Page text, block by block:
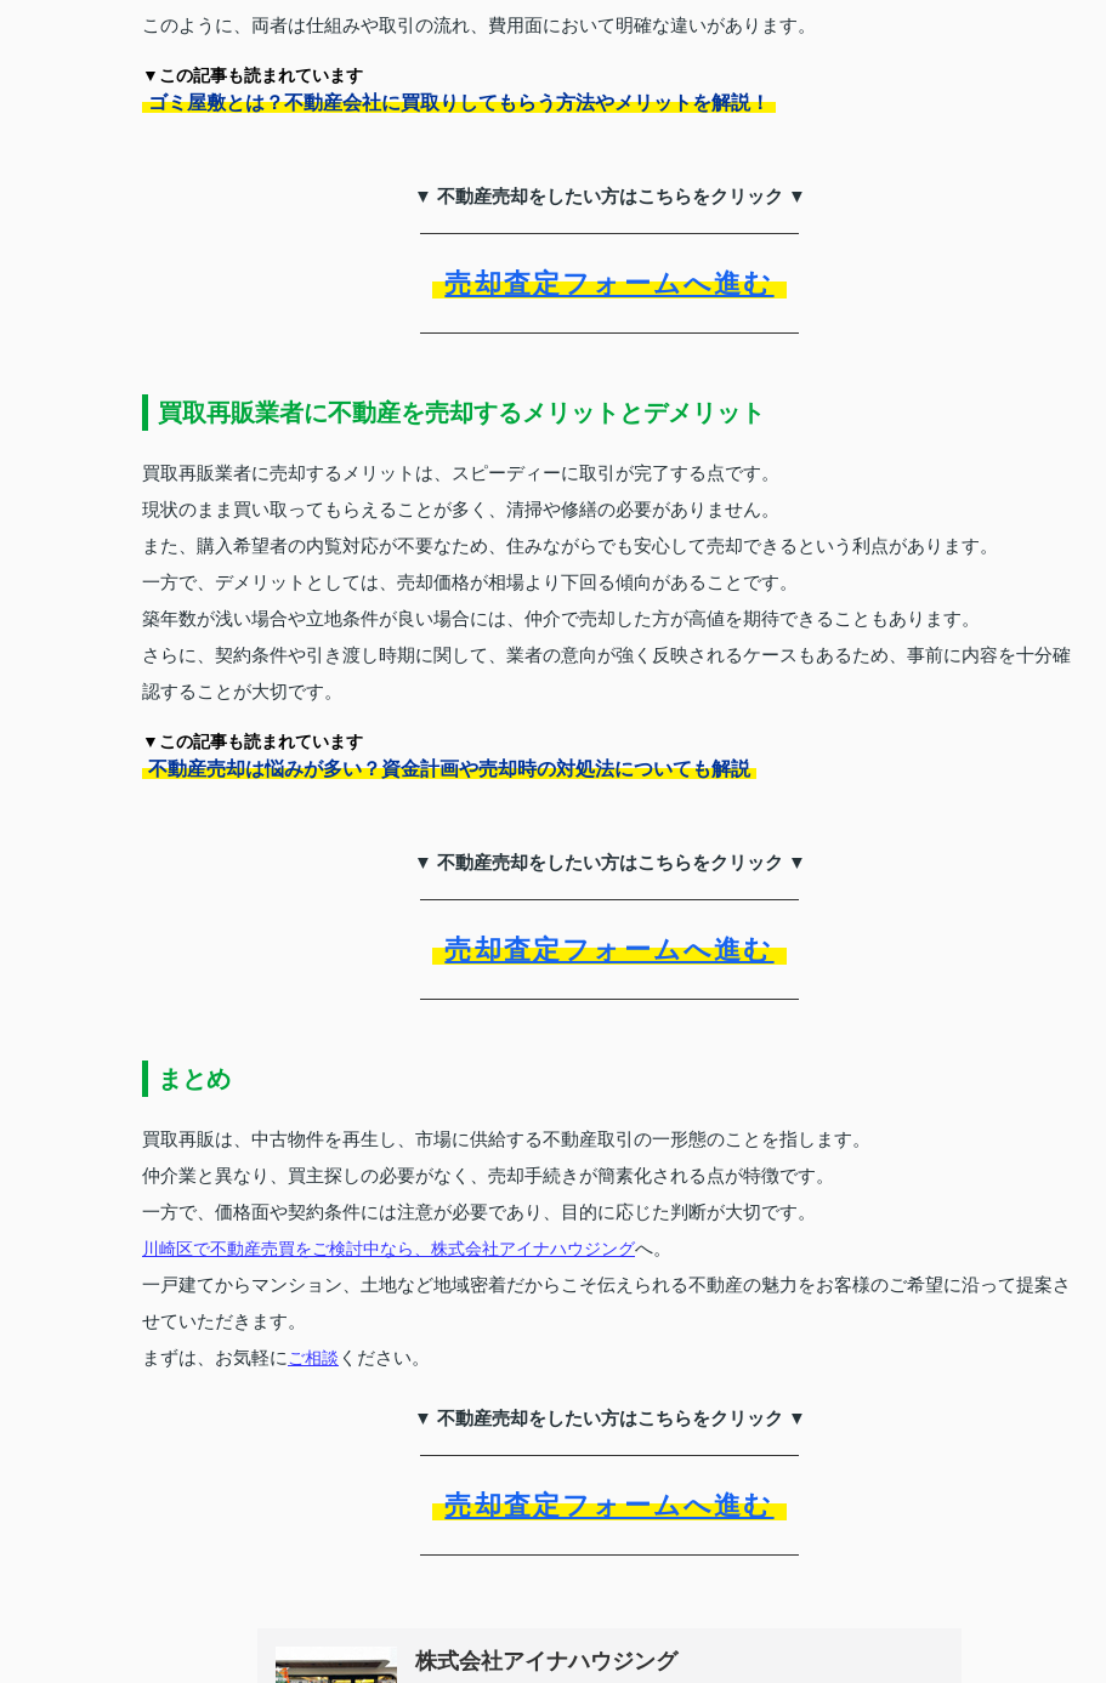
このように、両者は仕組みや取引の流れ、費用面において明確な違いがあります。
▼この記事も読まれています
ゴミ屋敷とは？不動産会社に買取りしてもらう方法やメリットを解説！
▼ 不動産売却をしたい方はこちらをクリック ▼
売却査定フォームへ進む
買取再販業者に不動産を売却するメリットとデメリット
買取再販業者に売却するメリットは、スピーディーに取引が完了する点です。
現状のまま買い取ってもらえることが多く、清掃や修繕の必要がありません。
また、購入希望者の内覧対応が不要なため、住みながらでも安心して売却できるという利点があります。
一方で、デメリットとしては、売却価格が相場より下回る傾向があることです。
築年数が浅い場合や立地条件が良い場合には、仲介で売却した方が高値を期待できることもあります。
さらに、契約条件や引き渡し時期に関して、業者の意向が強く反映されるケースもあるため、事前に内容を十分確
認することが大切です。
▼この記事も読まれています
不動産売却は悩みが多い？資金計画や売却時の対処法についても解説
▼ 不動産売却をしたい方はこちらをクリック ▼
売却査定フォームへ進む
まとめ
買取再販は、中古物件を再生し、市場に供給する不動産取引の一形態のことを指します。
仲介業と異なり、買主探しの必要がなく、売却手続きが簡素化される点が特徴です。
一方で、価格面や契約条件には注意が必要であり、目的に応じた判断が大切です。
川崎区で不動産売買をご検討中なら、株式会社アイナハウジングへ。
一戸建てからマンション、土地など地域密着だからこそ伝えられる不動産の魅力をお客様のご希望に沿って提案さ
せていただきます。
まずは、お気軽に ご相談 ください。
▼ 不動産売却をしたい方はこちらをクリック ▼
売却査定フォームへ進む
株式会社アイナハウジング